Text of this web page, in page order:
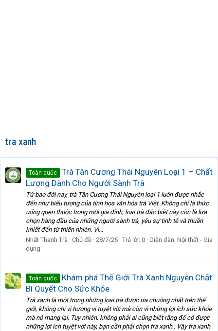
tra xanh
Toàn quốc
Trà Tân Cương Thái Nguyên Loại 1 – Chất
Lượng Dành Cho Người Sành Trà
Từ bao đời nay, trà Tân Cương Thái Nguyên loại 1 luôn được nhắc
đến như biểu tượng của tinh hoa văn hóa trà Việt. Không chỉ là thức
uống quen thuộc trong mỗi gia đình, loại trà đặc biệt này còn là lựa
chọn hàng đầu của những người sành trà, yêu sự tinh tế và thuần
khiết đến từ thiên nhiên. Vì...
Nhất Thanh Trà
Chủ đề 28/7/25 Trả lời: 0 Diễn đàn: Nội thất - Gia
dụng
Toàn quốc
Khám phá Thế Giới Trà Xanh Nguyên Chất
Bí Quyết Cho Sức Khỏe
Trà xanh là một trong những loại trà được ưa chuộng nhất trên thế
giới, không chỉ vì hương vị tuyệt vời mà còn vì những lợi ích sức khỏe
mà nó mang lại. Tuy nhiên, không phải ai cũng biết rằng để có được
những lợi ích tuyệt vời này, bạn cần phải chọn trà xanh . Vậy trà xanh